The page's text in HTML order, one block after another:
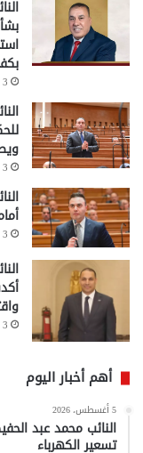
3 أغسطس، 2026
3 أغسطس، 2026
3 أغسطس، 2026
3 أغسطس، 2026
أهم أخبار اليوم
5 أغسطس، 2026
النائب محمد عبد
تسعير الكهرباء